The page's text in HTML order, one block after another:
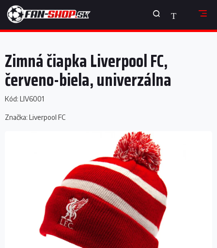
Prejsť
obsah
NÁKUPNÝ
KOŠÍK
Zimná čiapka Liverpool FC,
červeno-biela, univerzálna
Kód: LIV6001
Značka: Liverpool FC